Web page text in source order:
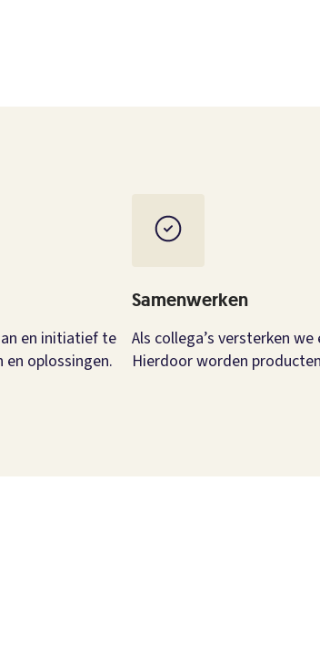
en initiatief te
oplossingen.
Samenwerken
Als collega’s versterken
Hierdoor worden